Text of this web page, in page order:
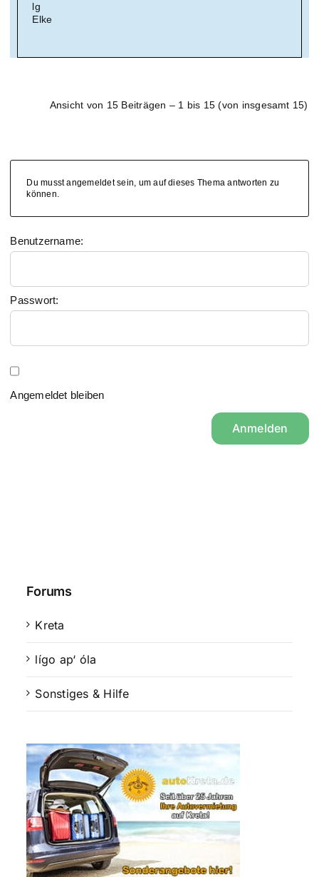
lg
Elke
Ansicht von 15 Beiträgen – 1 bis 15 (von insgesamt 15)
Du musst angemeldet sein, um auf dieses Thema antworten zu
können.
Benutzername:
Passwort:
Angemeldet bleiben
Anmelden
Forums
Kreta
lígo ap‘ óla
Sonstiges & Hilfe